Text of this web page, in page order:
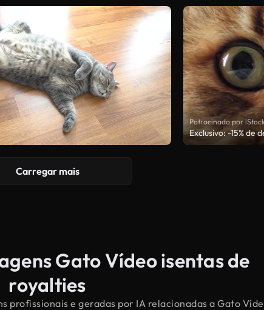
Patrocinado por
Exclusivo: -15% de
Carregar mais
Gato Vídeo isentas de
royalties
profissionais e geradas por IA relacionadas a Gato